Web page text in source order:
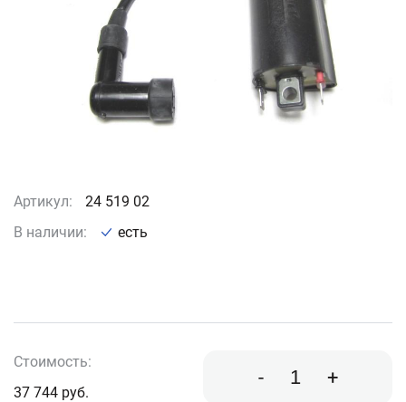
Артикул:
24 519 02
В наличии:
есть
Стоимость:
37 744 руб.
- +